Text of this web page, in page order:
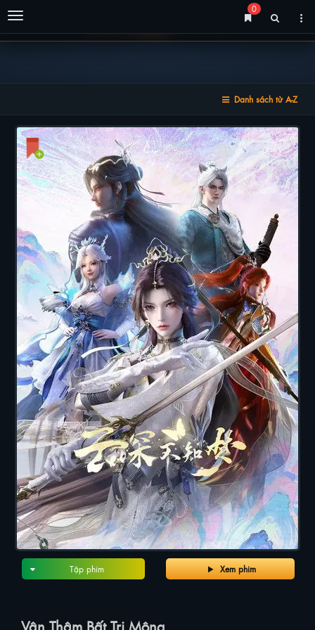
Menu
0
Danh sách từ A-Z
Xem phim
Tập phim
Vân Thâm Bất Tri Mộng